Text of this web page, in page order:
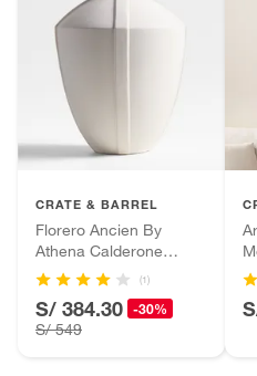
CRATE & BARREL
Florero Ancien By
Athena Calderone
43cm
(1)
S/ 384.30 -30%
S/ 549